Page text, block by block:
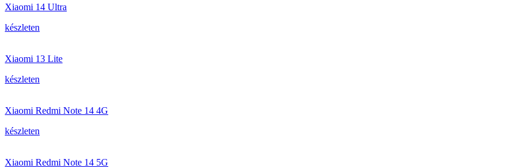
Xiaomi 14 Ultra
készleten
Xiaomi 13 Lite
készleten
Xiaomi Redmi Note 14 4G
készleten
Xiaomi Redmi Note 14 5G